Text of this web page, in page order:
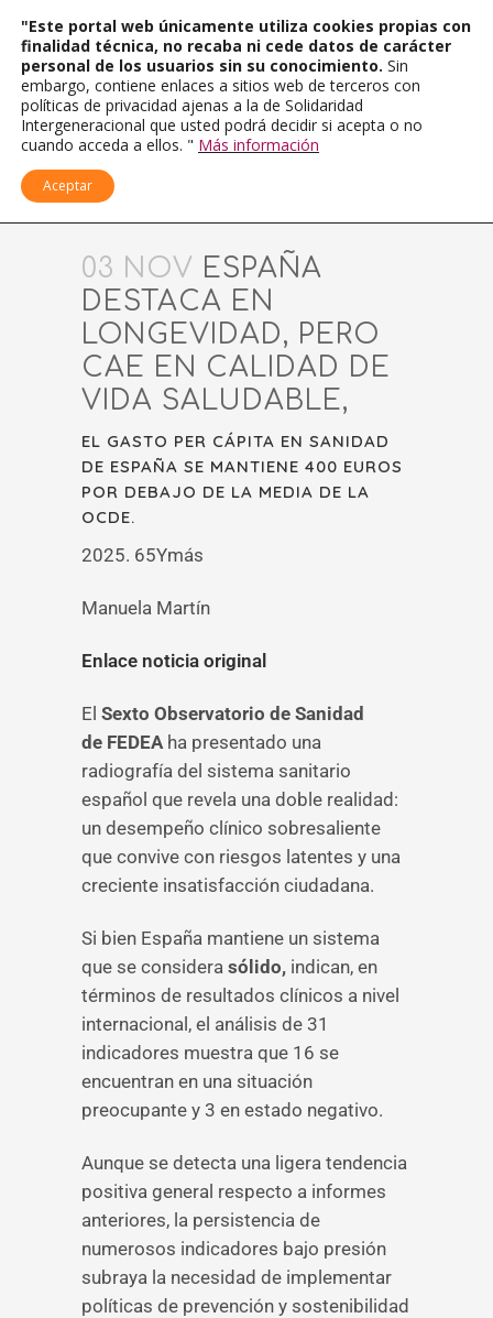
03 NOV ESPAÑA
DESTACA EN
LONGEVIDAD, PERO
CAE EN CALIDAD DE
VIDA SALUDABLE,
EL GASTO PER CÁPITA EN SANIDAD
DE ESPAÑA SE MANTIENE 400 EUROS
POR DEBAJO DE LA MEDIA DE LA
OCDE.
2025. 65Ymás
Manuela Martín
Enlace noticia original
El Sexto Observatorio de Sanidad
de FEDEAha presentado una
radiografía del sistema sanitario
español que revela una doble realidad:
un desempeño clínico sobresaliente
que convive con riesgos latentes y una
creciente insatisfacción ciudadana.
Si bien España mantiene un sistema
que se considera sólido, indican, en
términos de resultados clínicos a nivel
internacional, el análisis de 31
indicadores muestra que 16 se
encuentran en una situación
preocupante y 3 en estado negativo.
Aunque se detecta una ligera tendencia
positiva general respecto a informes
anteriores, la persistencia de
numerosos indicadores bajo presión
subraya la necesidad de implementar
políticas de prevención y sostenibilidad
"Este portal web únicamente utiliza cookies propias con
finalidad técnica, no recaba ni cede datos de carácter
personal de los usuarios sin su conocimiento. Sin
embargo, contiene enlaces a sitios web de terceros con
políticas de privacidad ajenas a la de Solidaridad
Intergeneracional que usted podrá decidir si acepta o no
cuando acceda a ellos. " Más información
Aceptar